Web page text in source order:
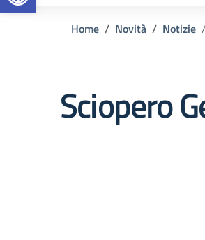
Home Novità Notizie
Sciopero